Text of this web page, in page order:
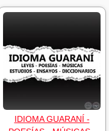
IDIOMA GUARANÍ -